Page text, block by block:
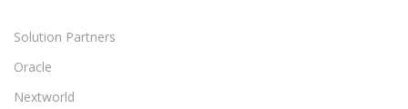
Solution Partners
Oracle
Nextworld